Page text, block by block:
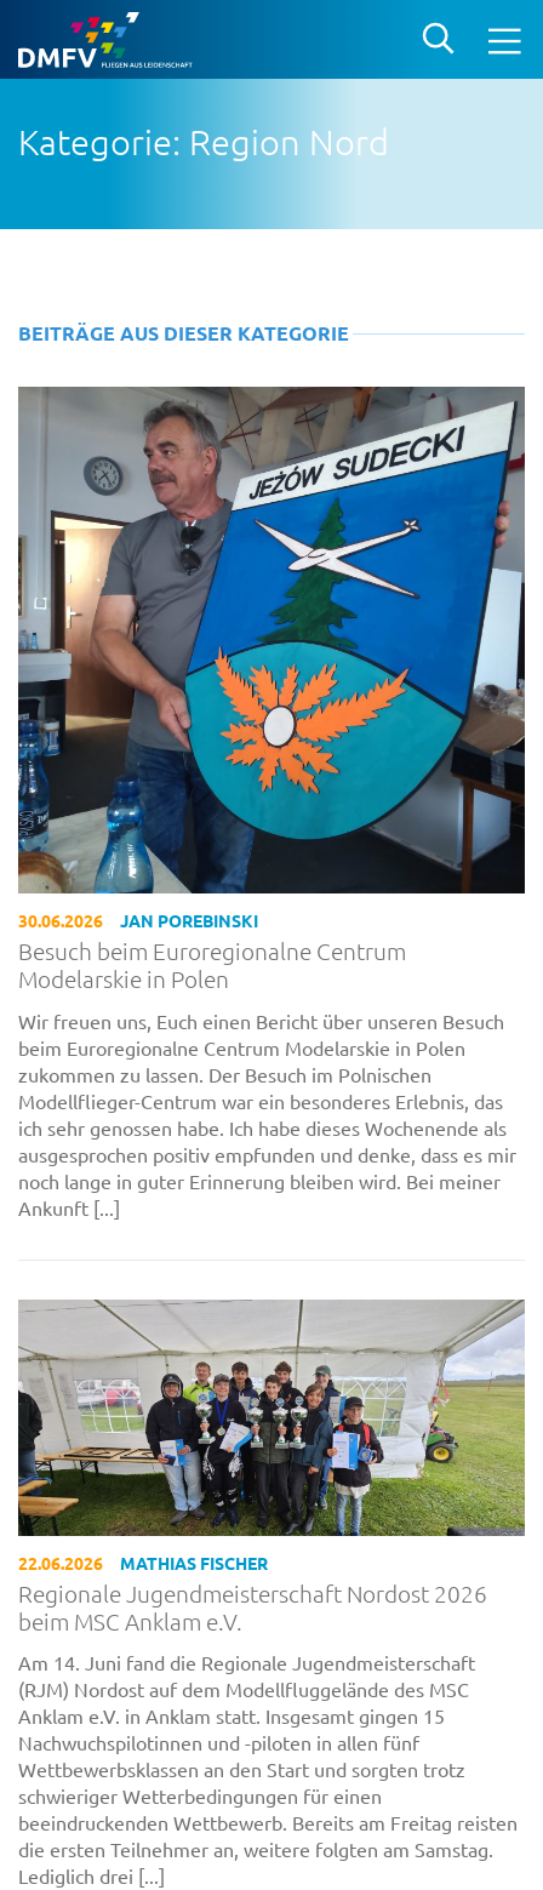
Kategorie: Region Nord
BEITRÄGE AUS DIESER KATEGORIE
30.06.2026 JAN POREBINSKI
Besuch beim Euroregionalne Centrum
Modelarskie in Polen
Wir freuen uns, Euch einen Bericht über unseren Besuch
beim Euroregionalne Centrum Modelarskie in Polen
zukommen zu lassen. Der Besuch im Polnischen
Modellflieger-Centrum war ein besonderes Erlebnis, das
ich sehr genossen habe. Ich habe dieses Wochenende als
ausgesprochen positiv empfunden und denke, dass es mir
noch lange in guter Erinnerung bleiben wird. Bei meiner
Ankunft [...]
22.06.2026 MATHIAS FISCHER
Regionale Jugendmeisterschaft Nordost 2026
beim MSC Anklam e.V.
Am 14. Juni fand die Regionale Jugendmeisterschaft
(RJM) Nordost auf dem Modellfluggelände des MSC
Anklam e.V. in Anklam statt. Insgesamt gingen 15
Nachwuchspilotinnen und -piloten in allen fünf
Wettbewerbsklassen an den Start und sorgten trotz
schwieriger Wetterbedingungen für einen
beeindruckenden Wettbewerb. Bereits am Freitag reisten
die ersten Teilnehmer an, weitere folgten am Samstag.
Lediglich drei [...]